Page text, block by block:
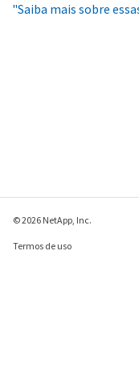
"Saiba mais sobre
© 2026 NetApp, Inc.
Termos de uso